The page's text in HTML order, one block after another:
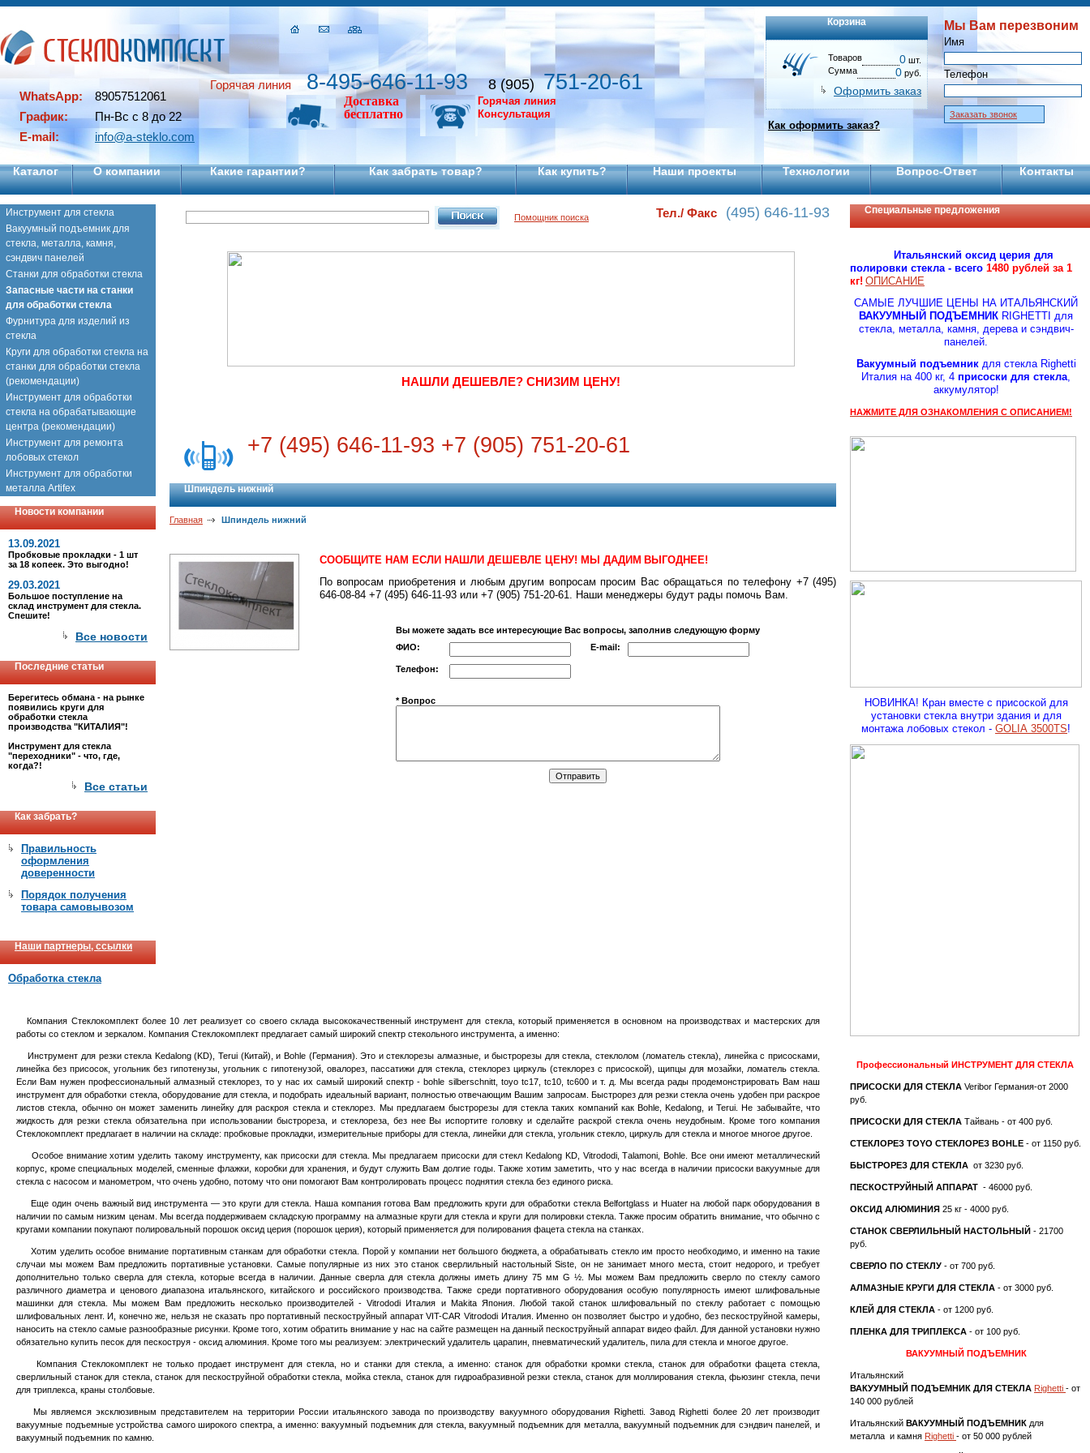
WhatsApp:
89057512061
График:
Пн-Вс с 8 до 22
E-mail:
info@a-steklo.com
Горячая линия 8-495-646-11-93 8 (905) 751-20-61
Доставка
бесплатно
Горячая линия
Консультация
Корзина
Товаров 0 шт.
Сумма
0 руб.
Оформить заказ
Как оформить заказ?
Мы Вам перезвоним
Имя
Телефон
Заказать звонок
Каталог О компании Какие гарантии? Как забрать товар? Как купить? Наши проекты Технологии Вопрос-Ответ Контакты
Инструмент для стекла
Вакуумный подъемник для
стекла, металла, камня,
сэндвич панелей
Станки для обработки стекла
Запасные части на станки
для обработки стекла
Фурнитура для изделий из
стекла
Круги для обработки стекла на
станки для обработки стекла
(рекомендации)
Инструмент для обработки
стекла на обрабатывающие
центра (рекомендации)
Инструмент для ремонта
лобовых стекол
Инструмент для обработки
металла Artifex
Новости компании
13.09.2021
Пробковые прокладки - 1 шт
за 18 копеек. Это выгодно!
29.03.2021
Большое поступление на
склад инструмент для стекла.
Спешите!
Все новости
Последние статьи
Берегитесь обмана - на рынке
появились круги для
обработки стекла
производства "КИТАЛИЯ"!
Инструмент для стекла
"переходники" - что, где,
когда?!
Все статьи
Как забрать?
Правильность
оформления
доверенности
Порядок получения
товара самовывозом
Наши партнеры, ссылки
Обработка стекла
Помощник поиска Тел./ Факс (495) 646-11-93
НАШЛИ ДЕШЕВЛЕ? СНИЗИМ ЦЕНУ!
+7 (495) 646-11-93 +7 (905) 751-20-61
Шпиндель нижний
Главная Шпиндель нижний
СООБЩИТЕ НАМ ЕСЛИ НАШЛИ ДЕШЕВЛЕ ЦЕНУ! МЫ ДАДИМ ВЫГОДНЕЕ!
По вопросам приобретения и любым другим вопросам просим Вас обращаться по телефону +7 (495)
646-08-84 +7 (495) 646-11-93 или +7 (905) 751-20-61. Наши менеджеры будут рады помочь Вам.
Вы можете задать все интересующие Вас вопросы, заполнив следующую форму
ФИО:
E-mail:
Телефон:
* Вопрос
Специальные предложения
Итальянский оксид церия для
полировки стекла - всего 1480 рублей за 1
кг! ОПИСАНИЕ
CАМЫЕ ЛУЧШИЕ ЦЕНЫ НА ИТАЛЬЯНСКИЙ
ВАКУУМНЫЙ ПОДЪЕМНИК RIGHETTI для
стекла, металла, камня, дерева и сэндвич-
панелей.
Вакуумный подъемникдля стекла Righetti
Италия на 400 кг, 4 присоски для стекла,
аккумулятор!
НАЖМИТЕ ДЛЯ ОЗНАКОМЛЕНИЯ С ОПИСАНИЕМ!
НОВИНКА! Кран вместе с присоской для
установки стекла внутри здания и для
монтажа лобовых стекол - GOLIA 3500TS!
Профессиональный ИНСТРУМЕНТ ДЛЯ СТЕКЛА
ПРИСОСКИ ДЛЯ СТЕКЛА Veribor Германия-от 2000
руб.
ПРИСОСКИ ДЛЯ СТЕКЛА Тайвань - от 400 руб.
СТЕКЛОРЕЗ TOYO СТЕКЛОРЕЗ BOHLE - от 1150 руб.
БЫСТРОРЕЗ ДЛЯ СТЕКЛА от 3230 руб.
ПЕСКОСТРУЙНЫЙ АППАРАТ - 46000 руб.
ОКСИД АЛЮМИНИЯ 25 кг - 4000 руб.
СТАНОК СВЕРЛИЛЬНЫЙ НАСТОЛЬНЫЙ - 21700
руб.
СВЕРЛО ПО СТЕКЛУ - от 700 руб.
АЛМАЗНЫЕ КРУГИ ДЛЯ СТЕКЛА - от 3000 руб.
КЛЕЙ ДЛЯ СТЕКЛА - от 1200 руб.
ПЛЕНКА ДЛЯ ТРИПЛЕКСА - от 100 руб.
ВАКУУМНЫЙ ПОДЪЕМНИК
Итальянский
ВАКУУМНЫЙ ПОДЪЕМНИК ДЛЯ СТЕКЛА Righetti - от
140 000 рублей
Итальянский ВАКУУМНЫЙ ПОДЪЕМНИК для
металла и камня Righetti - от 50 000 рублей
Компания Стеклокомплект более 10 лет реализует со своего склада высококачественный инструмент для стекла, который применяется в основном на производствах и мастерских для
работы со стеклом и зеркалом. Компания Стеклокомплект предлагает самый широкий спектр стекольного инструмента, а именно:
Инструмент для резки стекла Kedalong (KD), Terui (Китай), и Bohle (Германия). Это и стеклорезы алмазные, и быстрорезы для стекла, стеклолом (ломатель стекла), линейка с присосками,
линейка без присосок, угольник без гипотенузы, угольник с гипотенузой, овалорез, пассатижи для стекла, стеклорез циркуль (стеклорез с присоской), щипцы для мозайки, ломатель стекла.
Если Вам нужен профессиональный алмазный стеклорез, то у нас их самый широкий спектр - bohle silberschnitt, toyo tc17, tc10, tc600 и т. д. Мы всегда рады продемонстрировать Вам наш
инструмент для обработки стекла, оборудование для стекла, и подобрать идеальный вариант, полностью отвечающим Вашим запросам. Быстрорез для резки стекла очень удобен при раскрое
листов стекла, обычно он может заменить линейку для раскроя стекла и стеклорез. Мы предлагаем быстрорезы для стекла таких компаний какBohle,Kedalong, и Terui. Не забывайте, что
жидкость для резки стекла обязательна при использовании быстрореза, и стеклореза, без нее Вы испортите головку и сделайте раскрой стекла очень неудобным. Кроме того компания
Стеклокомплект предлагает в наличии на складе: пробковые прокладки, измерительные приборы для стекла, линейки для стекла, угольник стекло, циркуль для стекла и многое многое другое.
Особое внимание хотим уделить такому инструменту, как присоски для стекла. Мы предлагаем присоски для стекл Kedalong KD, Vitrododi,Talamoni, Bohle. Все они имеют металлический
корпус, кроме специальных моделей, сменные флажки, коробки для хранения, и будут служить Вам долгие годы. Также хотим заметить, что у нас всегда в наличии присоски вакуумные для
стекла с насосом и манометром, что очень удобно, потому что они помогают Вам контролировать процесс поднятия стекла без единого риска.
Еще один очень важный вид инструмента — это круги для стекла. Наша компания готова Вам предложить круги для обработки стекла Belfortglass и Huater на любой парк оборудования в
наличии по самым низким ценам. Мы всегда поддерживаем складскую программу на алмазные круги для стекла и круги для полировки стекла. Также просим обратить внимание, что обычно с
кругами компании покупают полировальный порошок оксид церия (порошок церия), который применяется для полирования фацета стекла на станках.
Хотим уделить особое внимание портативным станкам для обработки стекла. Порой у компании нет большого бюджета, а обрабатывать стекло им просто необходимо, и именно на такие
случаи мы можем Вам предложить портативные установки. Самые популярные из них это станок сверлильный настольныйSiste, он не занимает много места, стоит недорого, и требует
дополнительно только сверла для стекла, которые всегда в наличии. Данные сверла для стекла должны иметь длину 75 мм G ½. Мы можем Вам предложить сверло по стеклу самого
различного диаметра и ценового диапазона итальянского, китайского и российского производства. Также среди портативного оборудования особую популярность имеют шлифовальные
машинки для стекла. Мы можем Вам предложить несколько производителей -Vitrododi Италия и Makita Япония. Любой такой станок шлифовальный по стеклу работает с помощью
шлифовальных лент. И, конечно же, нельзя не сказать про портативный пескоструйный аппарат VIT-CAR Vitrododi Италия. Именно он позволяет быстро и удобно, без пескоструйной камеры,
наносить на стекло самые разнообразные рисунки. Кроме того, хотим обратить внимание у нас на сайте размещен на данный пескоструйный аппарат видео файл. Для данной установки нужно
обязательно купить песок для пескоструя - оксид алюминия. Кроме того мы реализуем: электрический удалитель царапин, пневматический удалитель, пила для стекла и многое другое.
Компания Стеклокомплект не только продает инструмент для стекла, но и станки для стекла, а именно: станок для обработки кромки стекла, станок для обработки фацета стекла,
сверлильный станок для стекла, станок для пескоструйной обработки стекла, мойка стекла, станок для гидроабразивной резки стекла, станок для моллирования стекла, фьюзинг стекла, печи
для триплекса, краны столбовые.
Мы являемся эксклюзивным представителем на территории России итальянского завода по производству вакуумного оборудования Righetti.ЗаводRighetti более 20 лет производит
вакуумные подъемные устройства самого широкого спектра, а именно:вакуумный подъемник для стекла, вакуумный подъемник для металла, вакуумный подъемник для сэндвич панелей, и
вакуумный подъемник по камню.